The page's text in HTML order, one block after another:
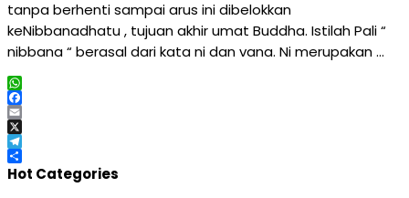
tanpa berhenti sampai arus ini dibelokkan
keNibbanadhatu , tujuan akhir umat Buddha. Istilah Pali “
nibbana “ berasal dari kata ni dan vana. Ni merupakan …
WhatsApp
Facebook
Email
X
Telegram
Share
Hot Categories